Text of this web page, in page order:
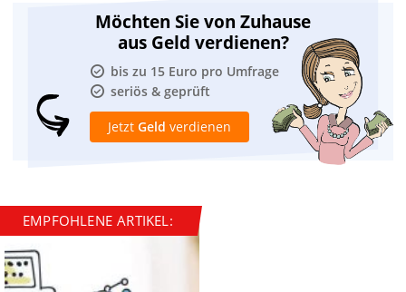
Möchten Sie von Zuhause
aus Geld verdienen?
bis zu 15 Euro pro Umfrage
seriös & geprüft
Jetzt Geld verdienen
EMPFOHLENE ARTIKEL: